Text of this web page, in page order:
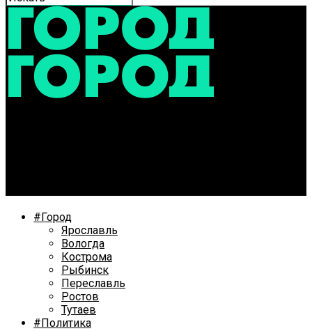
#Город
Ярославль
Вологда
Кострома
Рыбинск
Переславль
Ростов
Тутаев
#Политика